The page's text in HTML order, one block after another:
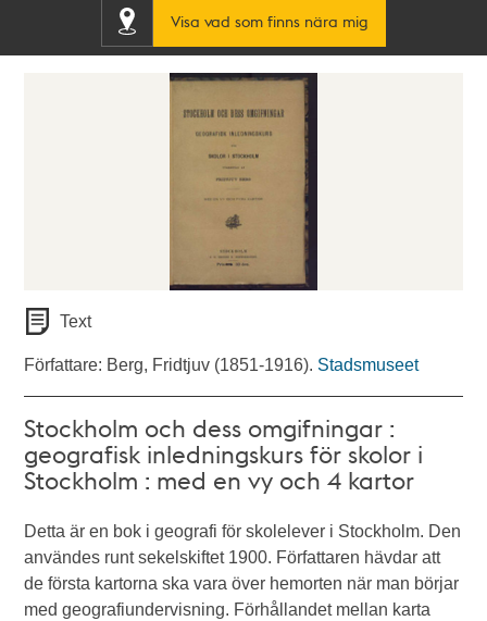
Visa vad som finns nära mig
Text
Författare: Berg, Fridtjuv (1851-1916). Stadsmuseet
Stockholm och dess omgifningar :
geografisk inledningskurs för skolor i
Stockholm : med en vy och 4 kartor
Detta är en bok i geografi för skolelever i Stockholm. Den
användes runt sekelskiftet 1900. Författaren hävdar att
de första kartorna ska vara över hemorten när man börjar
med geografiundervisning. Förhållandet mellan karta